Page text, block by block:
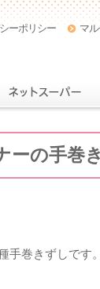
ーポリシー マ
ーの手巻
手巻きずしです。